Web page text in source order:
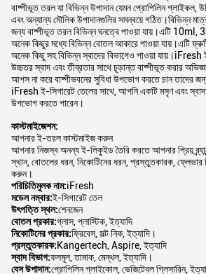
জন্য বাষ্পীভূত তরল বিভিন্ন ঘনত্বে পাওয়া যায়।এটি
অনেক কিছুর মধ্যে বিভিন্ন বোতল আকারে পাওয়া যায়।এটি
অনেক কিছু সহ বিভিন্ন স্বাদের বিভাগেও পাওয়া
উচ্চতর স্বাদ এবং তীব্রতার সাথে চূড়ান্ত বাষ্পীভূত করার
আপস না করে বাষ্পীভবনের সুবিধা উপভোগ করতে চান তাদের
iFresh ই-সিগারেট তেলের সাথে, আপনি একটি মসৃণ এবং
উপভোগ করতে পারেন।
কাস্টমাইজেশন:
আপনার নিজস্ব অনন্য ই-লিকুইড তৈরি করতে আপনার প্রিয়
স্থান, বোতলের ধরন, নিকোটিনের ধরন, প্রস্তুতকারক, ফ্লেভার
করুন।
পরিচিতিমুলক নাম:iFresh
মডেল নম্বার:
উৎপত্তি স্থল:শেনজেন
বোতল প্রকার:গ্লাস, প্লাস্টিক, ইত্যাদি
নিকোটিনের প্রকার:ফ্রিবেস, সল্ট নিক, ইত্যাদি।
প্রস্তুতকারক:Kangertech, Aspire, ইত্যাদি
স্বাদ বিভাগ:ফলমূল, তামাক, মেন্থল, ইত্যাদি।
বেস উপাদান:প্রোপিলিন গ্লাইকোল, ভেজিটেবল গ্লিসারিন,
সমর্থন এবং পরিষেবা: